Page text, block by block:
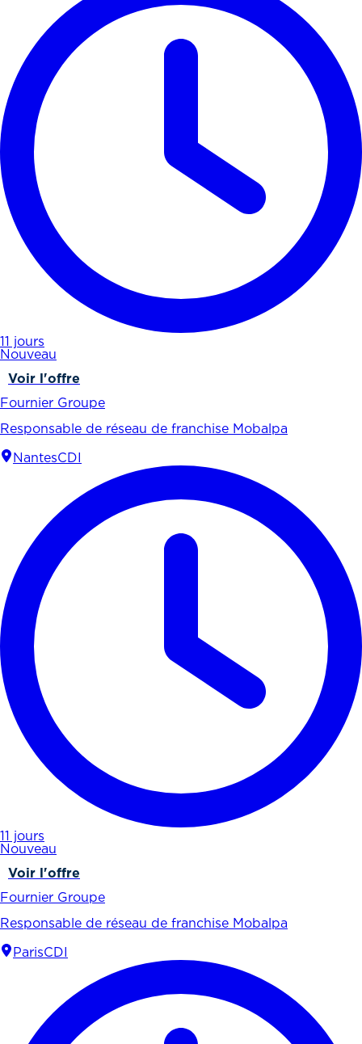
11 jours
Nouveau
Voir l'offre
Fournier Groupe
Responsable de réseau de franchise Mobalpa
NantesCDI
11 jours
Nouveau
Voir l'offre
Fournier Groupe
Responsable de réseau de franchise Mobalpa
ParisCDI